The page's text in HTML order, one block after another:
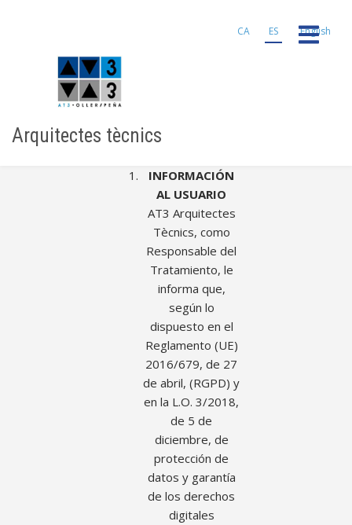
CA ES English
Arquitectes tècnics
INFORMACIÓN
AL USUARIO
AT3 Arquitectes
Tècnics, como
Responsable del
Tratamiento, le
informa que,
según lo
dispuesto en el
Reglamento (UE)
2016/679, de 27
de abril, (RGPD) y
en la L.O. 3/2018,
de 5 de
diciembre, de
protección de
datos y garantía
de los derechos
digitales